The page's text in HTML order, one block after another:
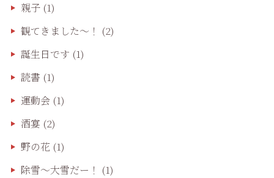
親子(1)
観てきました〜！ (2)
誕生日です (1)
読書 (1)
運動会(1)
酒宴 (2)
野の花 (1)
除雪〜大雪だー！ (1)